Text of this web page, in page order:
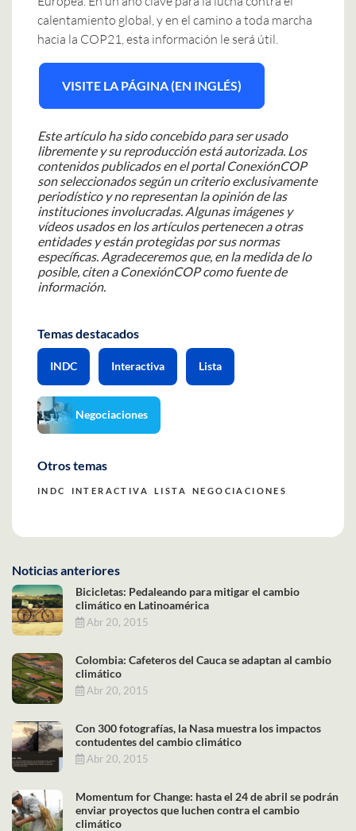
calentamiento global, y en el camino a toda marcha
hacia la COP21, esta información le será útil.
VISITE LA PÁGINA (EN INGLÉS)
Este artículo ha sido concebido para ser usado
libremente y su reproducción está autorizada. Los
contenidos publicados en el portal ConexiónCOP
son seleccionados según un criterio exclusivamente
periodístico y no representan la opinión de las
instituciones involucradas. Algunas imágenes y
vídeos usados en los artículos pertenecen a otras
entidades y están protegidas por sus normas
específicas. Agradeceremos que, en la medida de lo
posible, citen a ConexiónCOP como fuente de
información.
Temas destacados
INDC Interactiva Lista
Negociaciones
Otros temas
INDC INTERACTIVA LISTA NEGOCIACIONES
Noticias anteriores
Bicicletas: Pedaleando para mitigar el cambio
climático en Latinoamérica
Abr 20, 2015
Colombia: Cafeteros del Cauca se adaptan al cambio
climático
Abr 20, 2015
Con 300 fotografías, la Nasa muestra los impactos
contudentes del cambio climático
Abr 20, 2015
Momentum for Change: hasta el 24 de abril se podrán
enviar proyectos que luchen contra el cambio
climático